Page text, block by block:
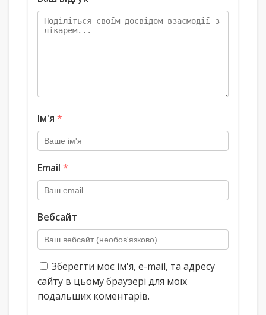
Ім'я *
Email *
Вебсайт
Зберегти моє ім'я, e-mail, та адресу
сайту в цьому браузері для моїх
подальших коментарів.